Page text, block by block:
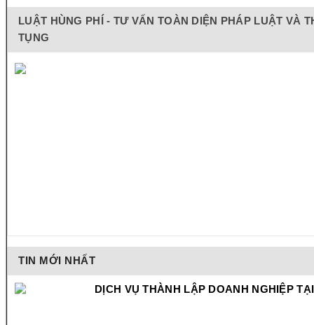
LUẬT HÙNG PHÍ - TƯ VẤN TOÀN DIỆN PHÁP LUẬT VÀ
TỤNG
TIN MỚI NHẤT
DỊCH VỤ THÀNH LẬP DOANH NGHIỆP